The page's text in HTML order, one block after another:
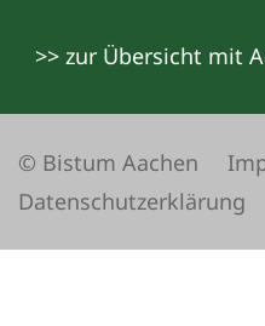
>> zur Übersicht mit
© Bistum Aachen
Datenschutzerklärung